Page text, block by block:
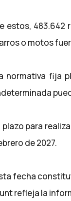
estos, 483.642
o motos
normativa fija
plazo para
de 2027.
fecha
refleja la